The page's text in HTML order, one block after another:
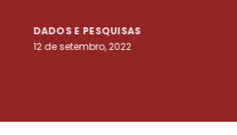
DADOS E PESQUISAS
12 de setembro, 2022